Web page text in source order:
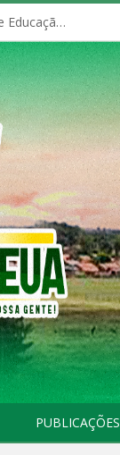
Políticas Municipais aprovadas pelo Conselho Municipal de Educação (CME)
PUBLICAÇÕES